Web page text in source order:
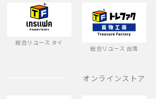
総合リユース タイ
総合リユース 台湾
オンラインストア